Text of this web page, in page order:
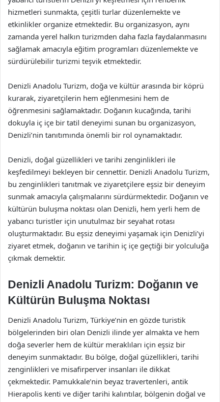
hizmetleri sunmakta, çeşitli turlar düzenlemekte ve
etkinlikler organize etmektedir. Bu organizasyon, aynı
zamanda yerel halkın turizmden daha fazla faydalanmasını
sağlamak amacıyla eğitim programları düzenlemekte ve
sürdürülebilir turizmi teşvik etmektedir.
Denizli Anadolu Turizm, doğa ve kültür arasında bir köprü
kurarak, ziyaretçilerin hem eğlenmesini hem de
öğrenmesini sağlamaktadır. Doğanın kucağında, tarihi
dokuyla iç içe bir tatil deneyimi sunan bu organizasyon,
Denizli’nin tanıtımında önemli bir rol oynamaktadır.
Denizli, doğal güzellikleri ve tarihi zenginlikleri ile
keşfedilmeyi bekleyen bir cennettir. Denizli Anadolu Turizm,
bu zenginlikleri tanıtmak ve ziyaretçilere eşsiz bir deneyim
sunmak amacıyla çalışmalarını sürdürmektedir. Doğanın ve
kültürün buluşma noktası olan Denizli, hem yerli hem de
yabancı turistler için unutulmaz bir seyahat rotası
oluşturmaktadır. Bu eşsiz deneyimi yaşamak için Denizli’yi
ziyaret etmek, doğanın ve tarihin iç içe geçtiği bir yolculuğa
çıkmak demektir.
Denizli Anadolu Turizm: Doğanın ve
Kültürün Buluşma Noktası
Denizli Anadolu Turizm, Türkiye’nin en gözde turistik
bölgelerinden biri olan Denizli ilinde yer almakta ve hem
doğa severler hem de kültür meraklıları için eşsiz bir
deneyim sunmaktadır. Bu bölge, doğal güzellikleri, tarihi
zenginlikleri ve misafirperver insanları ile dikkat
çekmektedir. Pamukkale’nin beyaz travertenleri, antik
Hierapolis kenti ve diğer tarihi kalıntılar, bölgenin doğal ve